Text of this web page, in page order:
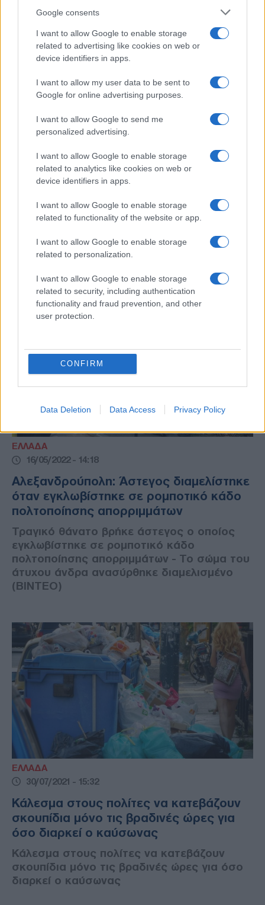
Google consents
I want to allow Google to enable storage
related to advertising like cookies on web or
device identifiers in apps.
I want to allow my user data to be sent to
Google for online advertising purposes.
I want to allow Google to send me
personalized advertising.
I want to allow Google to enable storage
related to analytics like cookies on web or
device identifiers in apps.
I want to allow Google to enable storage
related to functionality of the website or app.
I want to allow Google to enable storage
related to personalization.
I want to allow Google to enable storage
related to security, including authentication
functionality and fraud prevention, and other
user protection.
CONFIRM
Data Deletion Data Access Privacy Policy
ΕΛΛΑΔΑ
11/08/2022 - 12:52
Δήμαρχος Ζακύνθου για τα σκουπίδια
στο «Ναυάγιο»: Είναι ευθύνη της
Επιτροπής Διαχείρισης - Τι απαντά το
υπουργείο Τουρισμού
Ο Δήμαρχος Ζακύνθου σε ανακοίνωσή του
υποστηρίζει ότι δεν φέρει ευθύνη για τα
ΕΛΛΑΔΑ
16/05/2022 - 14:18
Αλεξανδρούπολη: Άστεγος διαμελίστηκε
όταν εγκλωβίστηκε σε ρομποτικό κάδο
πολτοποίησης απορριμμάτων
Τραγικό θάνατο βρήκε άστεγος ο οποίος
εγκλωβίστηκε σε ρομποτικό κάδο
πολτοποίησης απορριμμάτων - Το σώμα του
άτυχου άνδρα ανασύρθηκε διαμελισμένο
(ΒΙΝΤΕΟ)
ΕΛΛΑΔΑ
30/07/2021 - 15:32
Κάλεσμα στους πολίτες να κατεβάζουν
σκουπίδια μόνο τις βραδινές ώρες για
όσο διαρκεί ο καύσωνας
Κάλεσμα στους πολίτες να κατεβάζουν
σκουπίδια μόνο τις βραδινές ώρες για όσο
διαρκεί ο καύσωνας